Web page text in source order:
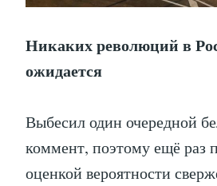
Никаких революций в
ожидается
Выбесил один очередной
коммент, поэтому ещё раз
оценкой вероятности